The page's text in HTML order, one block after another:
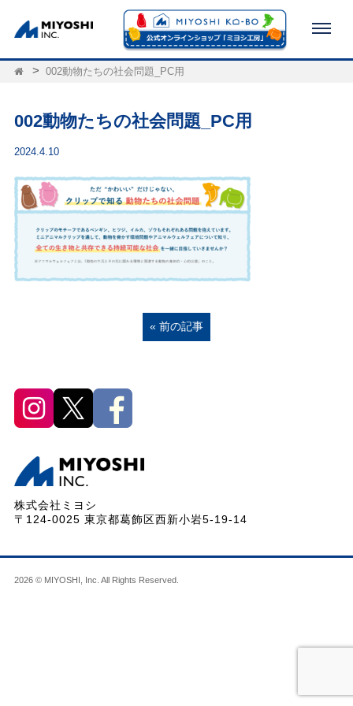
002動物たちの社会問題_PC用
002動物たちの社会問題_PC用
2024.4.10
« 前の記事
株式会社ミヨシ
〒124-0025 東京都葛飾区西新小岩5-19-14
2026 © MIYOSHI, Inc. All Rights Reserved.